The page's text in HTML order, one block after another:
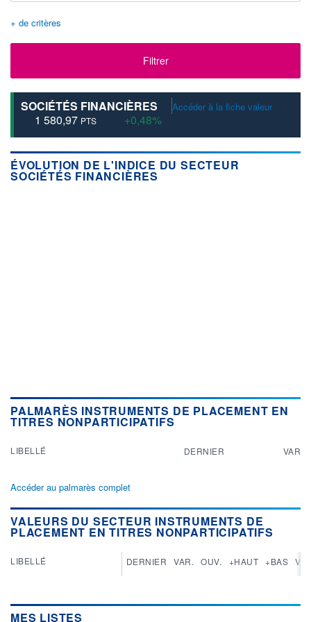
+ de critères
Filtrer
SOCIÉTÉS FINANCIÈRES
1 580,97 PTS +0,48%
Accéder à la fiche valeur
ÉVOLUTION DE L'INDICE DU SECTEUR
SOCIÉTÉS FINANCIÈRES
PALMARÈS INSTRUMENTS DE PLACEMENT EN
TITRES NONPARTICIPATIFS
LIBELLÉ DERNIER VAR
Accéder au palmarès complet
VALEURS DU SECTEUR INSTRUMENTS DE
PLACEMENT EN TITRES NONPARTICIPATIFS
LIBELLÉ DERNIER VAR. OUV. +HAUT +BAS
MES LISTES